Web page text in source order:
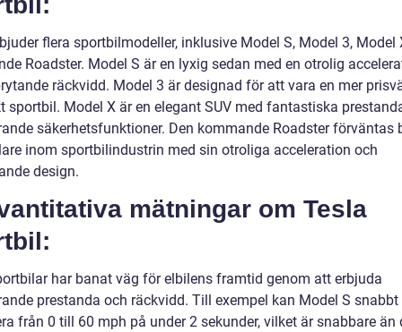
flera sportbilmodeller, inklusive Model S, Model 3, Model
Roadster. Model S är en lyxig sedan med en otrolig
räckvidd. Model 3 är designad för att vara en mer
sportbil. Model X är en elegant SUV med fantastiska
säkerhetsfunktioner. Den kommande Roadster förväntas
inom sportbilindustrin med sin otroliga acceleration och
design.
mätningar om Tesla
har banat väg för elbilens framtid genom att erbjuda
prestanda och räckvidd. Till exempel kan Model S snabbt
från 0 till 60 mph på under 2 sekunder, vilket är snabbare än